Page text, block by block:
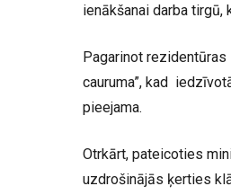
ienākšanai darba tirgū,
Pagarinot
cauruma”, kad
pieejama.
Otrkārt, pateicoties
uzdrošinājās ķerties